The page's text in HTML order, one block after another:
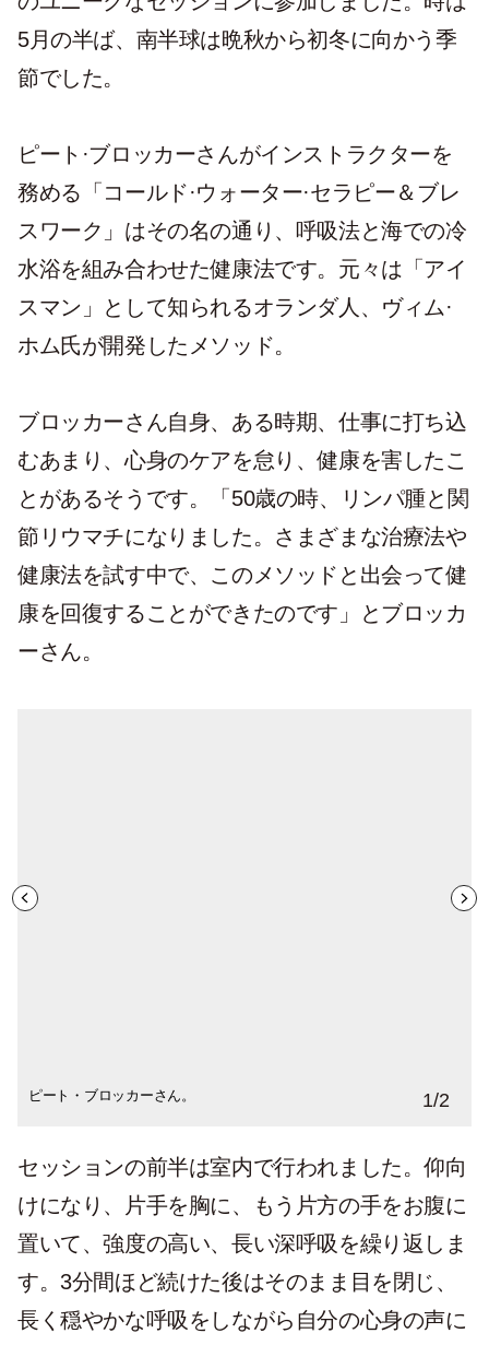
5月の半ば、南半球は晩秋から初冬に向かう季
節でした。
ピート·ブロッカーさんがインストラクターを
務める「コールド·ウォーター·セラピー＆ブレ
スワーク」はその名の通り、呼吸法と海での冷
水浴を組み合わせた健康法です。元々は「アイ
スマン」として知られるオランダ人、ヴィム·
ホム氏が開発したメソッド。
ブロッカーさん自身、ある時期、仕事に打ち込
むあまり、心身のケアを怠り、健康を害したこ
とがあるそうです。「50歳の時、リンパ腫と関
節リウマチになりました。さまざまな治療法や
健康法を試す中で、このメソッドと出会って健
康を回復することができたのです」とブロッカ
ーさん。
ピート・ブロッカーさん。
呼吸に意識を向ける参加者たち。 1/2
セッションの前半は室内で行われました。仰向
けになり、片手を胸に、もう片方の手をお腹に
置いて、強度の高い、長い深呼吸を繰り返しま
す。3分間ほど続けた後はそのまま目を閉じ、
長く穏やかな呼吸をしながら自分の心身の声に